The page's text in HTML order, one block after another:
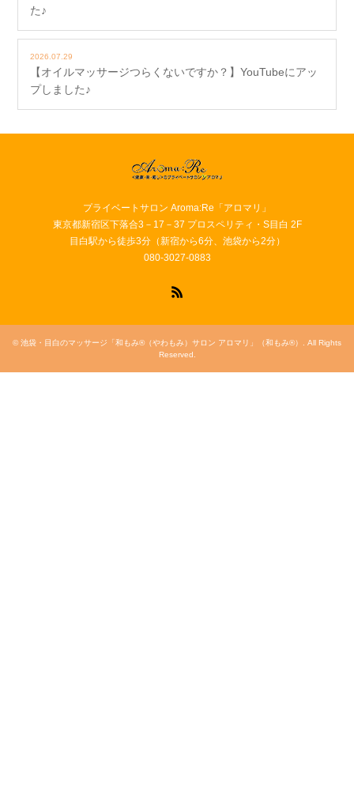
た♪
2026.07.29
【オイルマッサージつらくないですか？】YouTubeにアッ
プしました♪
プライベートサロン Aroma:Re「アロマリ」
東京都新宿区下落合3－17－37 プロスペリティ・S目白 2F
目白駅から徒歩3分（新宿から6分、池袋から2分）
080-3027-0883
©池袋・目白のマッサージ「和もみ®（やわもみ）サロン アロマリ」（和もみ®）
. All Rights
Reserved.